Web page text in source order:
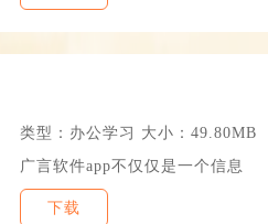
类型：办公学习 大小：49.80MB
广言软件app不仅仅是一个信息
下载